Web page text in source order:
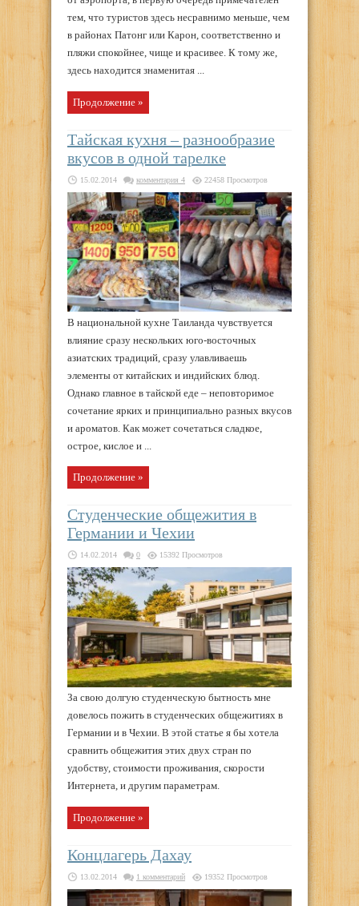
тем, что туристов здесь несравнимо меньше, чем
в районах Патонг или Карон, соответственно и
пляжи спокойнее, чище и красивее. К тому же,
здесь находится знаменитая ...
Продолжение »
Тайская кухня – разнообразие
вкусов в одной тарелке
15.02.2014 комментария 4 22458 Просмотров
В национальной кухне Таиланда чувствуется
влияние сразу нескольких юго-восточных
азиатских традиций, сразу улавливаешь
элементы от китайских и индийских блюд.
Однако главное в тайской еде – неповторимое
сочетание ярких и принципиально разных вкусов
и ароматов. Как может сочетаться сладкое,
острое, кислое и ...
Продолжение »
Студенческие общежития в
Германии и Чехии
14.02.2014 0 15392 Просмотров
За свою долгую студенческую бытность мне
довелось пожить в студенческих общежитиях в
Германии и в Чехии. В этой статье я бы хотела
сравнить общежития этих двух стран по
удобству, стоимости проживания, скорости
Интернета, и другим параметрам.
Продолжение »
Концлагерь Дахау
13.02.2014 1 комментарий 19352 Просмотров